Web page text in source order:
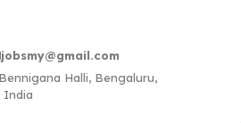
jobsmy@gmail.com
Halli, Bengaluru,
India